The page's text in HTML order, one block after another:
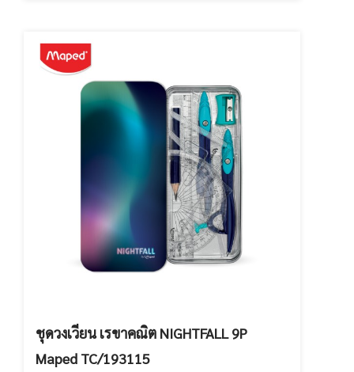
ชุดวงเวียน เรขาคณิต NIGHTFALL 9P
Maped TC/193115